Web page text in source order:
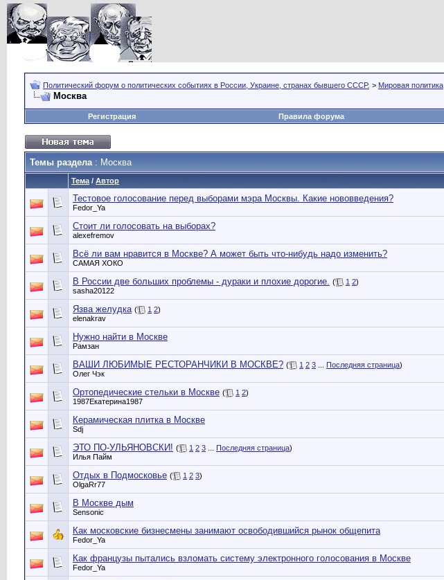
Политический форум о политических событиях в России, Украине, странах бывшего СССР. > Мировая политика
Москва
Регистрация Правила форума
Темы раздела: Москва
Тема / Автор
Тестовое голосование перед выборами мэра Москвы. Какие нововведения?
Fedor_Ya
Стоит ли голосовать на выборах?
alexefremov
Всё ли вам нравится в Москве? А может быть что-нибудь надо изменить?
САМАЯ ХОКО
В России две больших проблемы - дураки и плохие дорогие. ( 1 2)
sasha20122
Язва желудка ( 1 2)
elenakrav
Нужно найти в Москве
Рамзан
ВАШИ ЛЮБИМЫЕ РЕСТОРАНЧИКИ В МОСКВЕ? ( 1 2 3 Последняя страница)
Олег Чэк
Ортопедические стельки в Москве ( 1 2)
1987Екатерина1987
Керамическая плитка в Москве
Sdj
ЭТО ПО-УЛЬЯНОВСКИ! ( 1 2 3 Последняя страница)
Илья Пайм
Отдых в Подмосковье ( 1 2 3)
OlgaRr77
В Москве дым
Sensonic
Как московские бизнесмены занимают освободившийся рынок общепита
Fedor_Ya
Как французы пытались взломать систему электронного голосования в Москве
Fedor_Ya